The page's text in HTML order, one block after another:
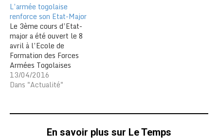
L’armée togolaise
renforce son Etat-Major
Le 3ème cours d’Etat-
major a été ouvert le 8
avril à l’Ecole de
Formation des Forces
Armées Togolaises
(EFOFAT) de Pya au cours
d’une cérémonie présidée
la 2ème région militaire
stagiaires prennent part à
13/04/2016
Dans "Actualité"
En savoir plus sur Le Temps